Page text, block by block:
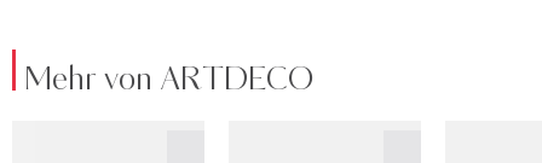
Mehr von ARTDECO